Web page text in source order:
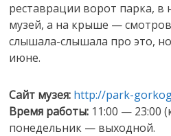
реставрации ворот парка, в
музей, а на крыше —
слышала-слышала про это,
июне.
Сайт музея: http://park-
Время работы: 11:00 — 23:00
понедельник — выходной.